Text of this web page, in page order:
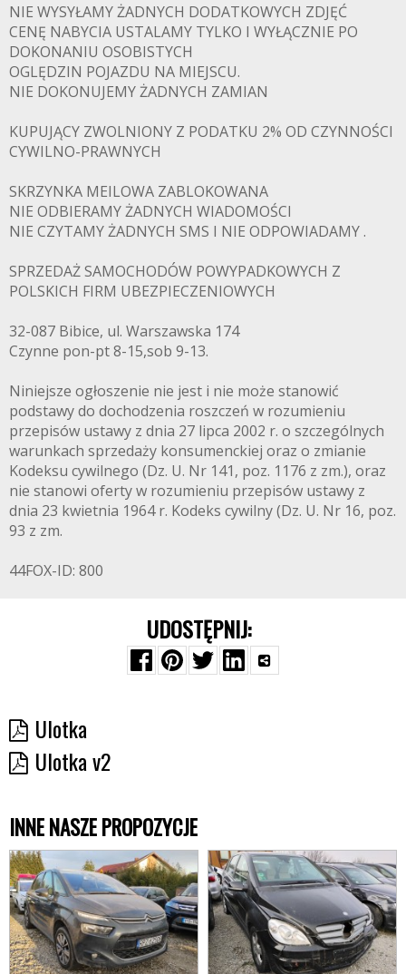
NIE WYSYŁAMY ŻADNYCH DODATKOWYCH ZDJĘĆ
CENĘ NABYCIA USTALAMY TYLKO I WYŁĄCZNIE PO
DOKONANIU OSOBISTYCH
OGLĘDZIN POJAZDU NA MIEJSCU.
NIE DOKONUJEMY ŻADNYCH ZAMIAN
KUPUJĄCY ZWOLNIONY Z PODATKU 2% OD CZYNNOŚCI
CYWILNO-PRAWNYCH
SKRZYNKA MEILOWA ZABLOKOWANA
NIE ODBIERAMY ŻADNYCH WIADOMOŚCI
NIE CZYTAMY ŻADNYCH SMS I NIE ODPOWIADAMY .
SPRZEDAŻ SAMOCHODÓW POWYPADKOWYCH Z
POLSKICH FIRM UBEZPIECZENIOWYCH
32-087 Bibice, ul. Warszawska 174
Czynne pon-pt 8-15,sob 9-13.
Niniejsze ogłoszenie nie jest i nie może stanowić
podstawy do dochodzenia roszczeń w rozumieniu
przepisów ustawy z dnia 27 lipca 2002 r. o szczególnych
warunkach sprzedaży konsumenckiej oraz o zmianie
Kodeksu cywilnego (Dz. U. Nr 141, poz. 1176 z zm.), oraz
nie stanowi oferty w rozumieniu przepisów ustawy z
dnia 23 kwietnia 1964 r. Kodeks cywilny (Dz. U. Nr 16, poz.
93 z zm.
44FOX-ID: 800
UDOSTĘPNIJ:
Ulotka
Ulotka v2
INNE NASZE PROPOZYCJE